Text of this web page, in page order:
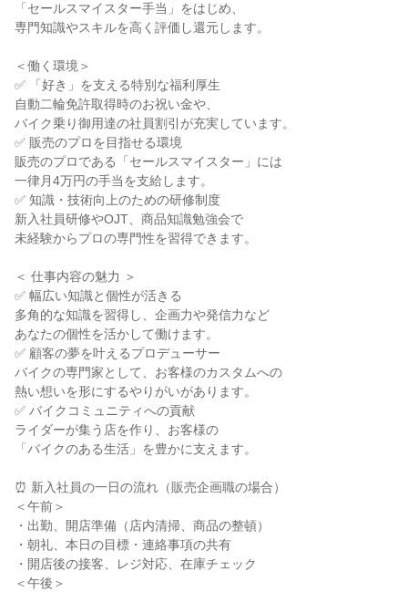
「セールスマイスター手当」をはじめ、
専門知識やスキルを高く評価し還元します。
＜働く環境＞
✅ 「好き」を支える特別な福利厚生
自動二輪免許取得時のお祝い金や、
バイク乗り御用達の社員割引が充実しています。
✅ 販売のプロを目指せる環境
販売のプロである「セールスマイスター」には
一律月4万円の手当を支給します。
✅ 知識・技術向上のための研修制度
新入社員研修やOJT、商品知識勉強会で
未経験からプロの専門性を習得できます。
＜ 仕事内容の魅力 ＞
✅ 幅広い知識と個性が活きる
多角的な知識を習得し、企画力や発信力など
あなたの個性を活かして働けます。
✅ 顧客の夢を叶えるプロデューサー
バイクの専門家として、お客様のカスタムへの
熱い想いを形にするやりがいがあります。
✅ バイクコミュニティへの貢献
ライダーが集う店を作り、お客様の
「バイクのある生活」を豊かに支えます。
⏰ 新入社員の一日の流れ（販売企画職の場合）
＜午前＞
・出勤、開店準備（店内清掃、商品の整頓）
・朝礼、本日の目標・連絡事項の共有
・開店後の接客、レジ対応、在庫チェック
＜午後＞